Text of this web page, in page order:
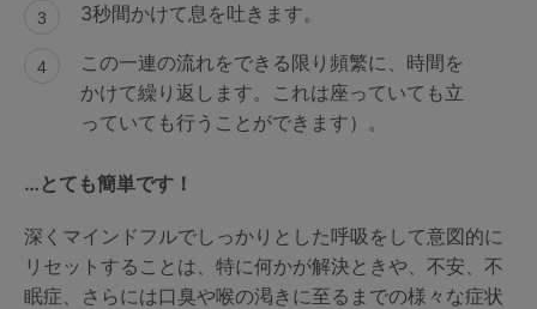
3秒間かけて息を吐きます。
この一連の流れをできる限り頻繁に、時間を
かけて繰り返します。これは座っていても立
っていても行うことができます）。
…とても簡単です！
深くマインドフルでしっかりとした呼吸をして意図的に
リセットすることは、特に何かが解決ときや、不安、不
眠症、さらには口臭や喉の渇きに至るまでの様々な症状